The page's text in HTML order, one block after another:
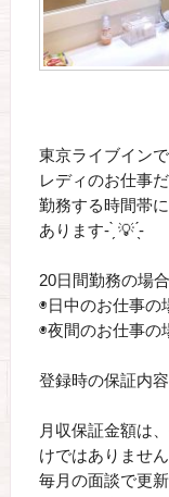
東京ライブイン
レディのお仕事
勤務する時間帯
あります- ̗̀ 💡 ̖́-
20日間勤務の場
◉日中のお仕事の
◉夜間のお仕事の
登録時の保証内
月収保証金額は
けではありません
毎月の面談で更